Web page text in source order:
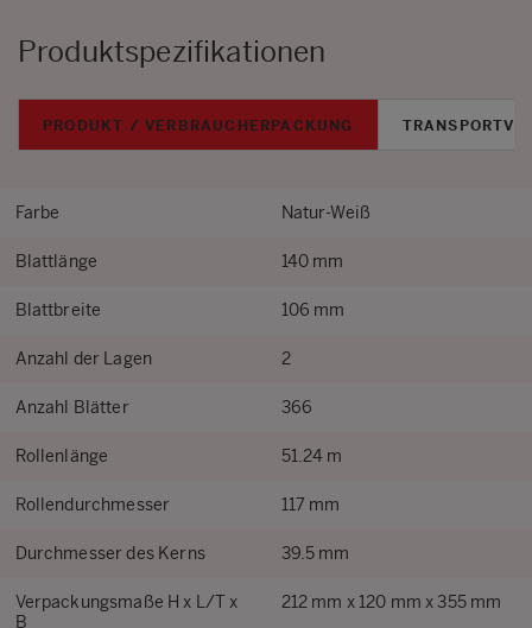
Produktspezifikationen
PRODUKT / VERBRAUCHERPACKUNG
Farbe Natur-Weiß
Blattlänge 140 mm
Blattbreite 106 mm
Anzahl der Lagen 2
Anzahl Blätter 366
Rollenlänge 51.24 m
Rollendurchmesser 117 mm
Durchmesser des Kerns 39.5 mm
Verpackungsmaße H x L/T x
B
212 mm x 120 mm x 355 mm